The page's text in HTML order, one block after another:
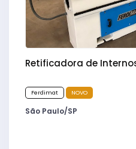
Retificadora de
Ferdimat NOVO
São Paulo/SP